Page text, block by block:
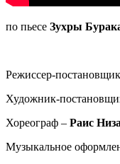
по пьесе Зухры
Режиссер-
Художник-
Хореограф – Раис
Музыкальное